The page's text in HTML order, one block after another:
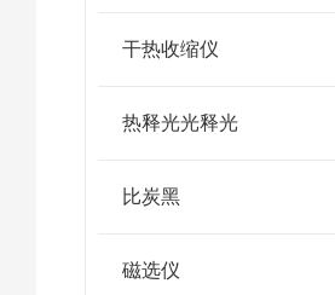
干热收缩仪
热释光光释光
比炭黑
磁选仪